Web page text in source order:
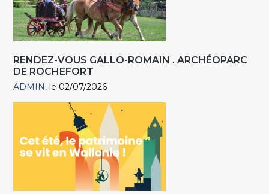
RENDEZ-VOUS GALLO-ROMAIN . ARCHÉOPARC
DE ROCHEFORT
ADMIN le 02/07/2026